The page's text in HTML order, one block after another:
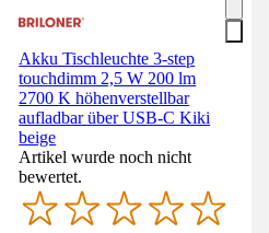
Akku Tischleuchte 3-step
touchdimm 2,5 W 200 lm
2700 K höhenverstellbar
aufladbar über USB-C Kiki
beige
Artikel wurde noch nicht
bewertet.